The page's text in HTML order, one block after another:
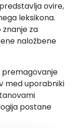
ovire,
leksikona.
za
naložbene
premagovanje
med uporabniki
postane